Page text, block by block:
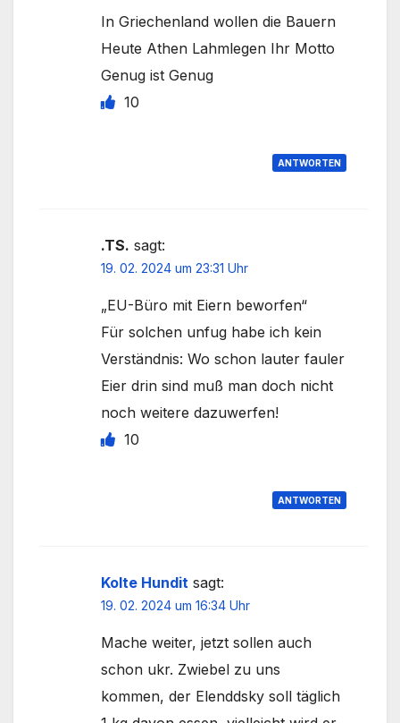
In Griechenland wollen die Bauern
Heute Athen Lahmlegen Ihr Motto
Genug ist Genug
10
ANTWORTEN
.TS. sagt:
19. 02. 2024 um 23:31 Uhr
„EU-Büro mit Eiern beworfen“
Für solchen unfug habe ich kein
Verständnis: Wo schon lauter fauler
Eier drin sind muß man doch nicht
noch weitere dazuwerfen!
10
ANTWORTEN
Kolte Hundit sagt:
19. 02. 2024 um 16:34 Uhr
Mache weiter, jetzt sollen auch
schon ukr. Zwiebel zu uns
kommen, der Elenddsky soll täglich